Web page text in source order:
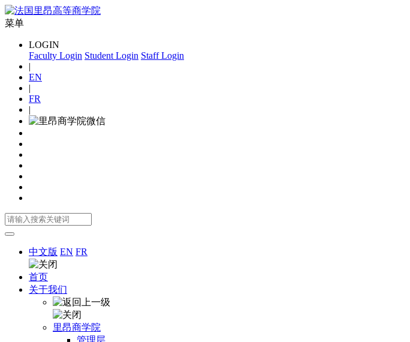
菜单
LOGIN
Faculty Login Student Login Staff Login
|
EN
|
FR
|
中文版 EN FR
首页
关于我们
里昂商学院
管理层